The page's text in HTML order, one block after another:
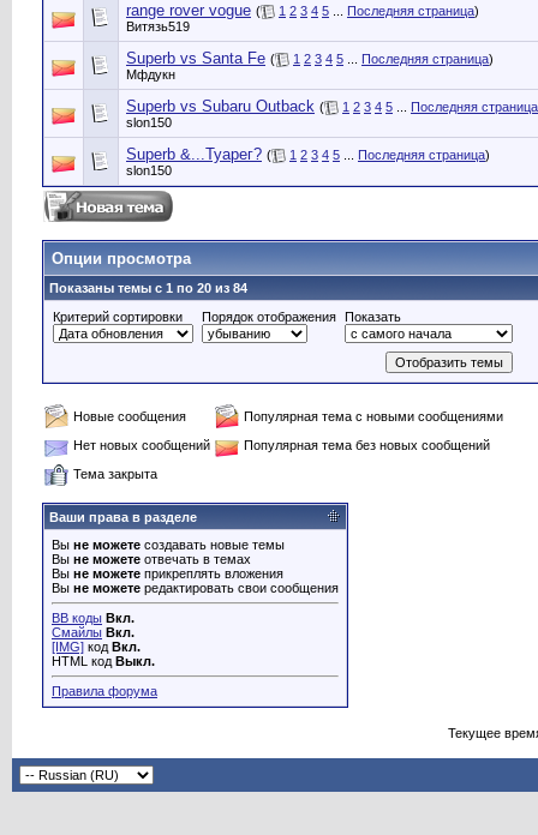
range rover vogue ( 1 2 3 4 5 Последняя страница)
Витязь519
Superb vs Santa Fe ( 1 2 3 4 5 Последняя страница)
Мфдукн
Superb vs Subaru Outback ( 1 2 3 4 5
Последняя страница
slon150
Superb &...Туарег? ( 1 2 3 4 5 Последняя страница)
slon150
Опции просмотра
Показаны темы с 1 по 20 из 84
Критерий сортировки
Порядок отображения Показать
Новые сообщения
Популярная тема с новыми сообщениями
Нет новых сообщений
Популярная тема без новых сообщений
Тема закрыта
Ваши права в разделе
Вы не можете создавать новые темы
Вы не можете отвечать в темах
Вы не можете прикреплять вложения
Вы не можете редактировать свои сообщения
BB коды Вкл.
Смайлы Вкл.
[IMG] код Вкл.
HTML код Выкл.
Правила форума
Текущее